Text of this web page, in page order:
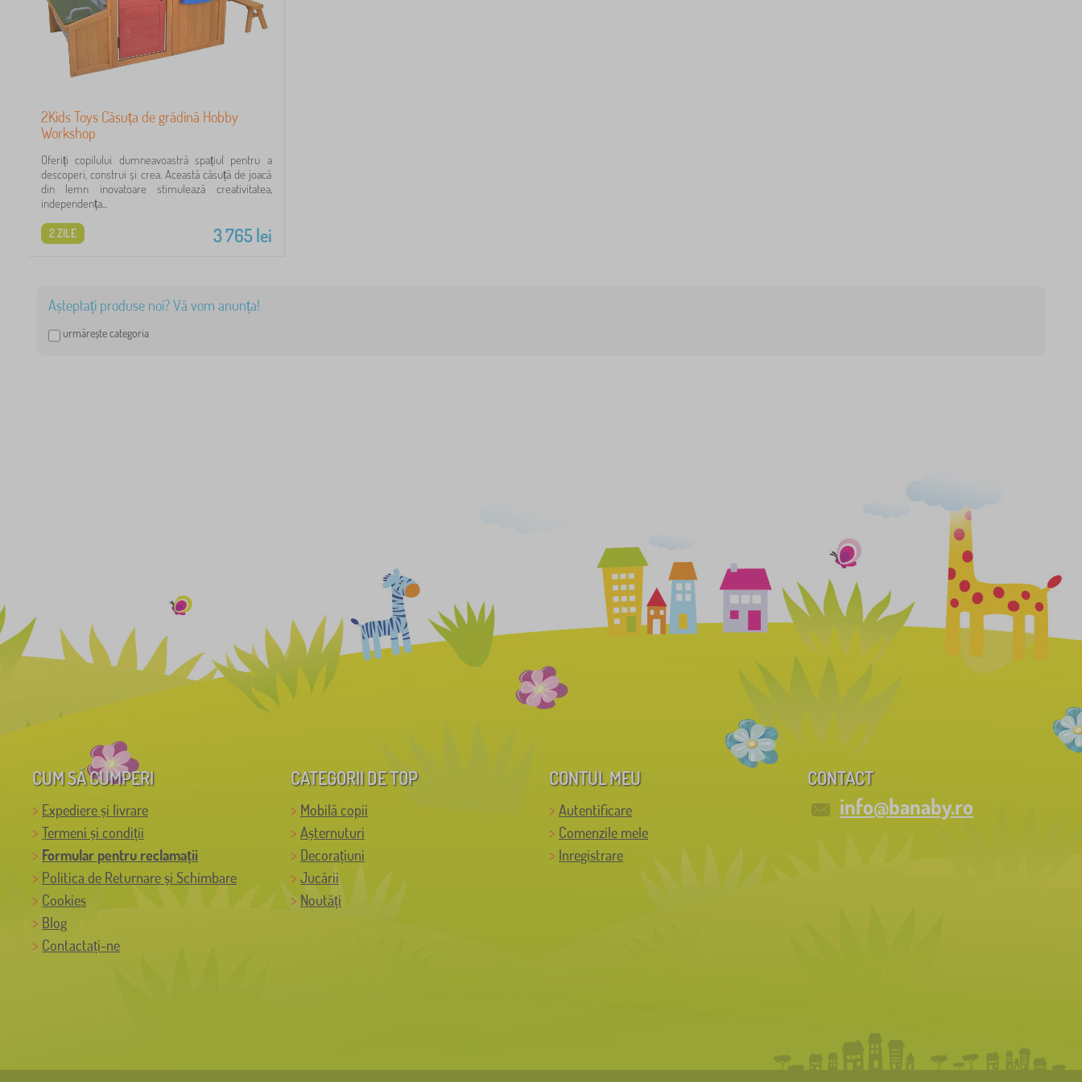
2Kids Toys Căsuța de grădină Hobby
Workshop
Oferiți copilului dumneavoastră spațiul pentru a
descoperi, construi și crea. Această căsuță de joacă
din lemn inovatoare stimulează creativitatea,
independența...
3 765lei
2 ZILE
Așteptați produse noi? Vă vom anunța!
urmărește categoria
CUM SĂ CUMPERI
Expediere și livrare
Termeni și condiții
Formular pentru reclamații
Politica de Returnare și Schimbare
Cookies
Blog
Contactați-ne
CATEGORII DE TOP
Mobilă copii
Așternuturi
Decorațiuni
Jucării
Noutăți
CONTUL MEU
Autentificare
Comenzile mele
Inregistrare
CONTACT
info@banaby.ro